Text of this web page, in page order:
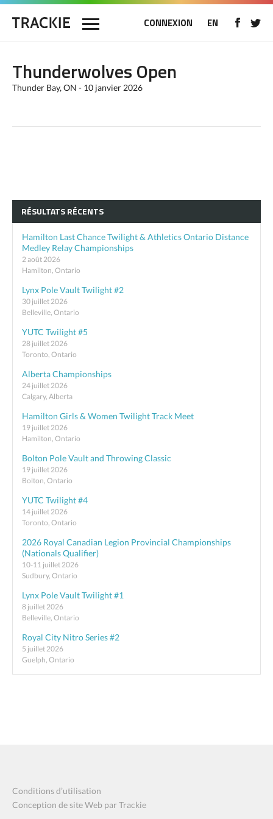
CONNEXION EN
Thunderwolves Open
Thunder Bay, ON - 10 janvier 2026
RÉSULTATS RÉCENTS
Hamilton Last Chance Twilight & Athletics Ontario Distance
Medley Relay Championships
2 août 2026
Hamilton, Ontario
Lynx Pole Vault Twilight #2
30 juillet 2026
Belleville, Ontario
YUTC Twilight #5
28 juillet 2026
Toronto, Ontario
Alberta Championships
24 juillet 2026
Calgary, Alberta
Hamilton Girls & Women Twilight Track Meet
19 juillet 2026
Hamilton, Ontario
Bolton Pole Vault and Throwing Classic
19 juillet 2026
Bolton, Ontario
YUTC Twilight #4
14 juillet 2026
Toronto, Ontario
2026 Royal Canadian Legion Provincial Championships
(Nationals Qualifier)
10-11 juillet 2026
Sudbury, Ontario
Lynx Pole Vault Twilight #1
8 juillet 2026
Belleville, Ontario
Royal City Nitro Series #2
5 juillet 2026
Guelph, Ontario
Conditions d’utilisation
Conception de site Web par Trackie